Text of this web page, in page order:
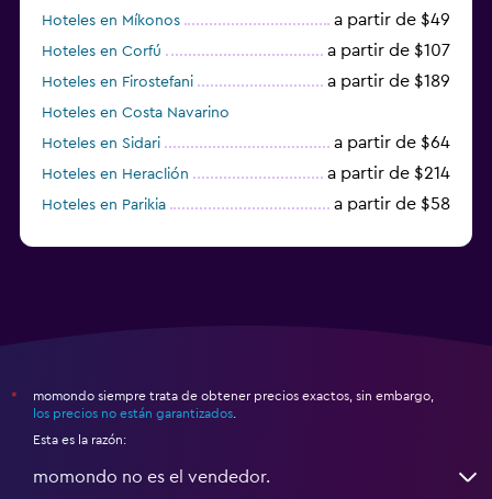
Hoteles en Míkonos a partir de $49
Hoteles en Corfú a partir de $107
Hoteles en Firostefani a partir de $189
Hoteles en Costa Navarino
Hoteles en Sidari
a partir de $64
Hoteles en Heraclión a partir de $214
Hoteles en Parikia a partir de $58
*
momondo siempre trata de obtener precios exactos, sin embargo,
los precios no están garantizados
Esta es la razón:
momondo no es el vendedor.